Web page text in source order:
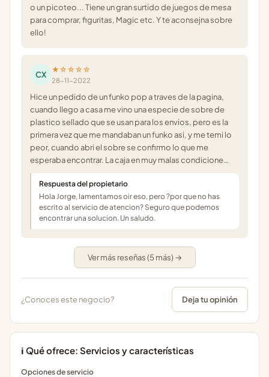
o un picoteo... Tiene un gran surtido de juegos de mesa
para comprar, figuritas, Magic etc. Y te aconsejna sobre
ello!
CX
★☆☆☆☆
28-11-2022
Hice un pedido de un funko pop a traves de la pagina,
cuando llego a casa me vino una especie de sobre de
plastico sellado que se usan para los envios, pero es la
primera vez que me mandaban un funko asi, y me temi lo
peor, cuando abri el sobre se confirmo lo que me
esperaba encontrar. La caja en muy malas condicione…
Respuesta del propietario
Hola Jorge, lamentamos oir eso, pero ?por que no has
escrito al servicio de atencion? Seguro que podemos
encontrar una solucion. Un saludo.
Ver más reseñas (5 más) →
¿Conoces este negocio? Deja tu opinión
ℹ️ Qué ofrece: Servicios y características
Opciones de servicio